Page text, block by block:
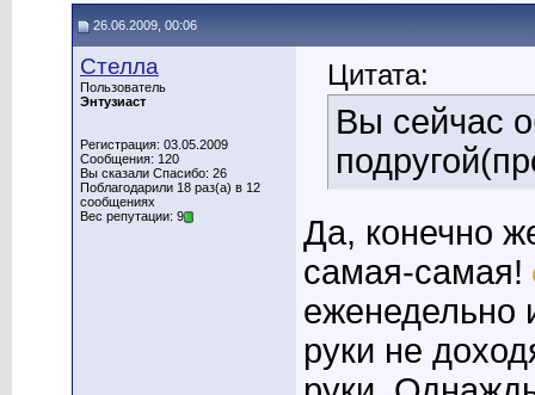
26.06.2009, 00:06
Стелла
Пользователь
Энтузиаст
Регистрация: 03.05.2009
Сообщения: 120
Вы сказали Спасибо: 26
Поблагодарили 18 раз(а) в 12
сообщениях
Вес репутации: 9
Цитата:
Вы сейчас
Да, конечно
самая-самая!
еженедельно
руки не